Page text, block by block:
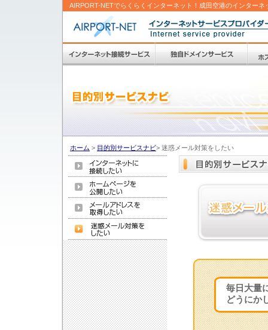
AIRPORT-NETでらくらくインターネット！成田空港のインターネ
ホーム > 目的別サービスナビ> 迷惑メール対策をしたい
毎日大量
どうにか